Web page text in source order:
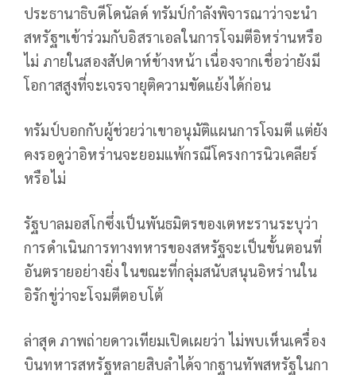
ประธานาธิบดีโดนัลด์ ทรัมป์กำลังพิจารณาว่าจะนำ
สหรัฐฯเข้าร่วมกับอิสราเอลในการโจมตีอิหร่านหรือ
ไม่ ภายในสองสัปดาห์ข้างหน้า เนื่องจากเชื่อว่ายังมี
โอกาสสูงที่จะเจรจายุติความขัดแย้งได้ก่อน
ทรัมป์บอกกับผู้ช่วยว่าเขาอนุมัติแผนการโจมตี แต่ยัง
คงรอดูว่าอิหร่านจะยอมแพ้กรณีโครงการนิวเคลียร์
หรือไม่
รัฐบาลมอสโกซึ่งเป็นพันธมิตรของเตหะรานระบุว่า
การดำเนินการทางทหารของสหรัฐจะเป็นขั้นตอนที่
อันตรายอย่างยิ่ง ในขณะที่กลุ่มสนับสนุนอิหร่านใน
อิรักขู่ว่าจะโจมตีตอบโต้
ล่าสุด ภาพถ่ายดาวเทียมเปิดเผยว่า ไม่พบเห็นเครื่อง
บินทหารสหรัฐหลายสิบลำได้จากฐานทัพสหรัฐในกา